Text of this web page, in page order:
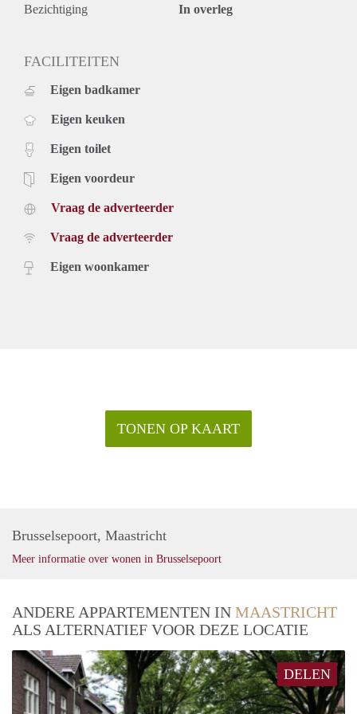
Bezichtiging In overleg
FACILITEITEN
Eigen badkamer
Eigen keuken
Eigen toilet
Eigen voordeur
Vraag de adverteerder
Vraag de adverteerder
Eigen woonkamer
TONEN OP KAART
Brusselsepoort, Maastricht
Meer informatie over wonen in Brusselsepoort
ANDERE APPARTEMENTEN IN MAASTRICHT
ALS ALTERNATIEF VOOR DEZE LOCATIE
DELEN